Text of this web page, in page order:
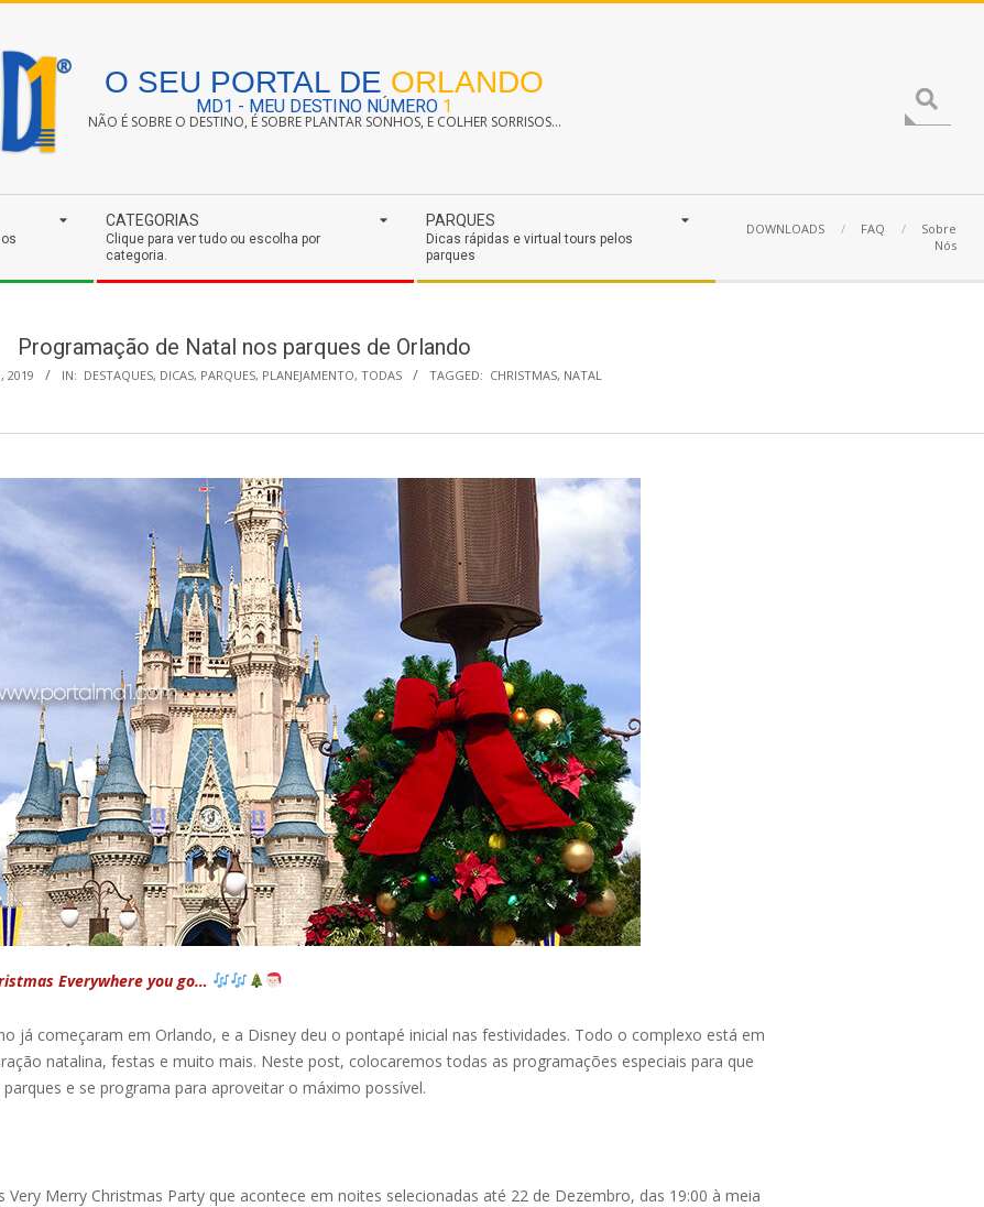
O SEU PORTAL DE ORLANDO
MD1 - MEU DESTINO NÚMERO 1
NÃO É SOBRE O DESTINO, É SOBRE PLANTAR SONHOS, E COLHER SORRISOS...
CATEGORIAS
Clique para ver tudo ou escolha por
categoria.
PARQUES
Dicas rápidas e virtual tours pelos
parques
DOWNLOADS FAQ
Sobre
Nós
Programação de Natal nos parques de Orlando
2019 IN: DESTAQUES, DICAS, PARQUES, PLANEJAMENTO, TODAS TAGGED: CHRISTMAS, NATAL
Everywhere you go…
já começaram em Orlando, e a Disney deu o pontapé inicial nas festividades. Todo o complexo está em
natalina, festas e muito mais. Neste post, colocaremos todas as programações especiais para que
e se programa para aproveitar o máximo possível.
Very Merry Christmas Party que acontece em noites selecionadas até 22 de Dezembro, das 19:00 à meia